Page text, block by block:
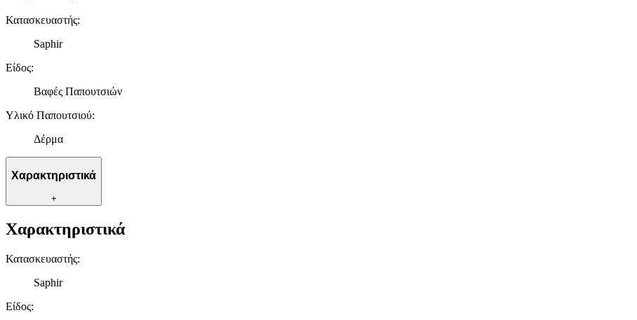
Κατασκευαστής:
Saphir
Είδος:
Βαφές Παπουτσιών
Υλικό Παπουτσιού:
Δέρμα
Χαρακτηριστικά
+
Χαρακτηριστικά
Κατασκευαστής:
Saphir
Είδος: